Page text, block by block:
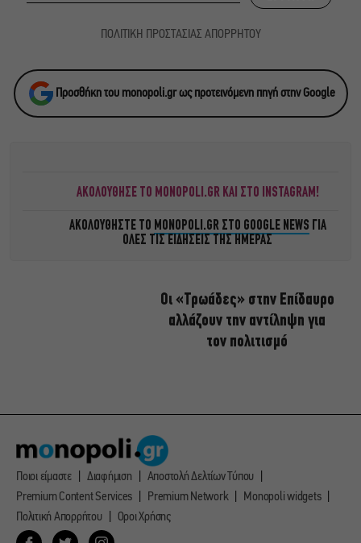
ΠΟΛΙΤΙΚΗ ΠΡΟΣΤΑΣΙΑΣ ΑΠΟΡΡΗΤΟΥ
Προσθήκη του monopoli.gr ως προτεινόμενη πηγή στην Google
ΑΚΟΛΟΥΘΗΣΕ ΤΟ MONOPOLI.GR ΚΑΙ ΣΤΟ INSTAGRAM!
ΑΚΟΛΟΥΘΗΣΤΕ ΤΟ MONOPOLI.GR ΣΤΟ GOOGLE NEWS ΓΙΑ
ΟΛΕΣ ΤΙΣ ΕΙΔΗΣΕΙΣ ΤΗΣ ΗΜΕΡΑΣ
Οι «Τρωάδες» στην Επίδαυρο
αλλάζουν την αντίληψη για
τον πολιτισμό
Ποιοι είμαστε Διαφήμιση
Αποστολή Δελτίων Τύπου
Premium Content Services
Premium Network
Monopoli widgets
Πολιτική Απορρήτου
Οροι Χρήσης